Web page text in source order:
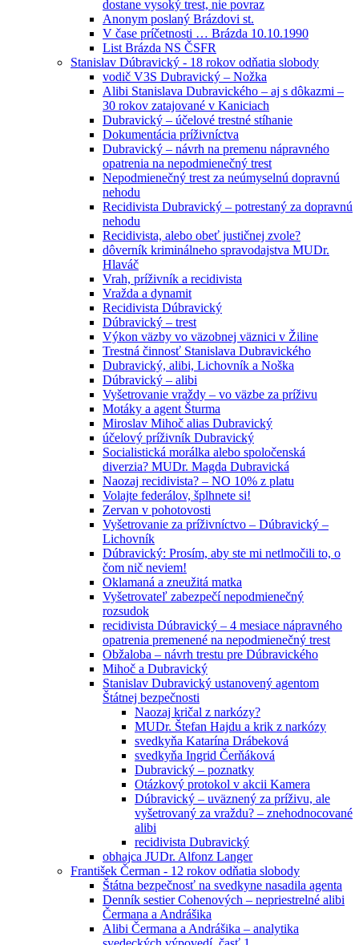
dostane vysoký trest, nie povraz
Anonym poslaný Brázdovi st.
V čase príčetnosti … Brázda 10.10.1990
List Brázda NS ČSFR
Stanislav Dúbravický - 18 rokov odňatia slobody
vodič V3S Dubravický – Nožka
Alibi Stanislava Dubravického – aj s dôkazmi –
30 rokov zatajované v Kaniciach
Dubravický – účelové trestné stíhanie
Dokumentácia príživníctva
Dubravický – návrh na premenu nápravného
opatrenia na nepodmienečný trest
Nepodmienečný trest za neúmyselnú dopravnú
nehodu
Recidivista Dubravický – potrestaný za dopravnú
nehodu
Recidivista, alebo obeť justičnej zvole?
dôverník kriminálneho spravodajstva MUDr.
Hlaváč
Vrah, príživník a recidivista
Vražda a dynamit
Recidivista Dúbravický
Dúbravický – trest
Výkon väzby vo väzobnej väznici v Žiline
Trestná činnosť Stanislava Dubravického
Dubravický, alibi, Lichovník a Noška
Dúbravický – alibi
Vyšetrovanie vraždy – vo väzbe za príživu
Motáky a agent Šturma
Miroslav Mihoč alias Dubravický
účelový príživník Dubravický
Socialistická morálka alebo spoločenská
diverzia? MUDr. Magda Dubravická
Naozaj recidivista? – NO 10% z platu
Volajte federálov, šplhnete si!
Zervan v pohotovosti
Vyšetrovanie za príživníctvo – Dúbravický –
Lichovník
Dúbravický: Prosím, aby ste mi netlmočili to, o
čom nič neviem!
Oklamaná a zneužitá matka
Vyšetrovateľ zabezpečí nepodmienečný
rozsudok
recidivista Dúbravický – 4 mesiace nápravného
opatrenia premenené na nepodmienečný trest
Obžaloba – návrh trestu pre Dúbravického
Mihoč a Dubravický
Stanislav Dubravický ustanovený agentom
Štátnej bezpečnosti
Naozaj kričal z narkózy?
MUDr. Štefan Hajdu a krik z narkózy
svedkyňa Katarína Drábeková
svedkyňa Ingrid Čerňáková
Dubravický – poznatky
Otázkový protokol v akcii Kamera
Dúbravický – uväznený za príživu, ale
vyšetrovaný za vraždu? – znehodnocované
alibi
recidivista Dubravický
obhajca JUDr. Alfonz Langer
František Čerman - 12 rokov odňatia slobody
Štátna bezpečnosť na svedkyne nasadila agenta
Denník sestier Cohenových – nepriestrelné alibi
Čermana a Andrášika
Alibi Čermana a Andrášika – analytika